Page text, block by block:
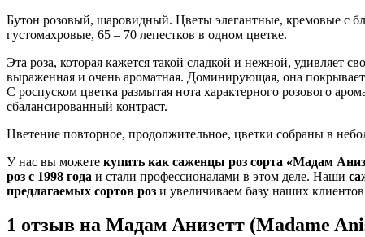
Бутон розовый, шаровидный. Цветы элегантные, кремовые с
густомахровые, 65 – 70 лепестков в одном цветке.
Эта роза, которая кажется такой сладкой и нежной,
выраженная и очень ароматная. Доминирующая, она
С роспуском цветка размытая нота характерного розового
сбалансированный контраст.
Цветение повторное, продолжительное, цветки собраны в
У нас вы можете купить как саженцы роз сорта «Мадам
роз с 1998 года и стали профессионалами в этом деле. Наши
предлагаемых сортов роз и увеличиваем базу наших
1 отзыв на Мадам Анизетт (Madame